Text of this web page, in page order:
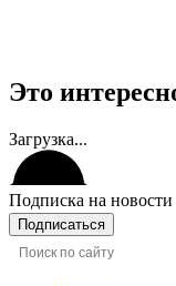
Это
Загрузка...
Подписка на новости
Подписаться